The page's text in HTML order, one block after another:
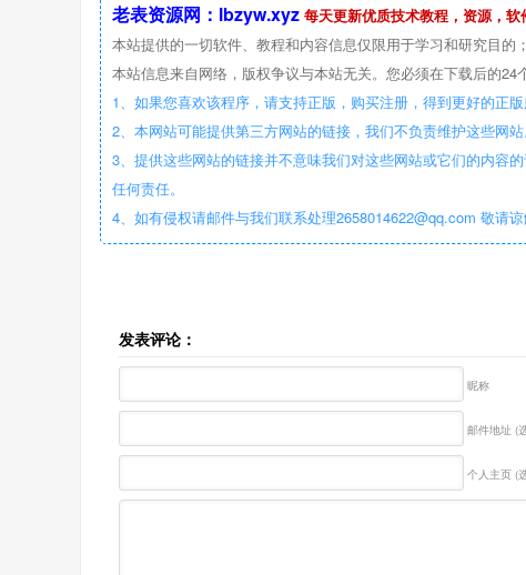
老表资源网：lbzyw.xyz 每天更新优质技术教程，资源，软
本站提供的一切软件、教程和内容信息仅限用于学习和研究目的
本站信息来自网络，版权争议与本站无关。您必须在下载后的24
1、如果您喜欢该程序，请支持正版，购买注册，得到更好的正版
2、本网站可能提供第三方网站的链接，我们不负责维护这些网
3、提供这些网站的链接并不意味我们对这些网站或它们的内容
任何责任。
4、如有侵权请邮件与我们联系处理2658014622@qq.com 敬请谅
发表评论：
昵称
邮件地址 (
个人主页 (